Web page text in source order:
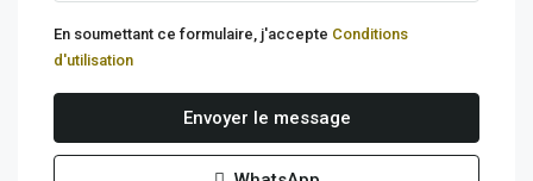
En soumettant ce formulaire, j'accepte Conditions
d'utilisation
Envoyer le message